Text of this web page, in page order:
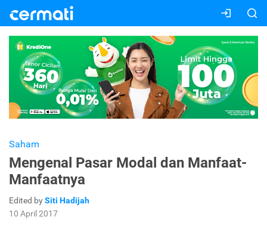
Saham
Mengenal Pasar Modal dan Manfaat-
Manfaatnya
Edited bySiti Hadijah
10 April 2017